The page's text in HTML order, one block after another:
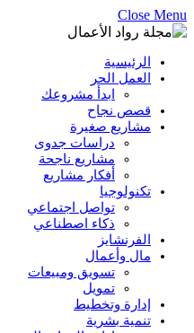
Close Menu
الرئيسية
العمل الحر
ابدأ مشروعك
قصص نجاح
مشاريع صغيرة
دراسات جدوى
مشاريع ناجحة
أفكار مشاريع
تكنولوجيا
تواصل اجتماعي
ذكاء اصطناعي
الفرنشايز
مال وأعمال
تسويق ومبيعات
تمويل
إدارة وتخطيط
تنمية بشرية